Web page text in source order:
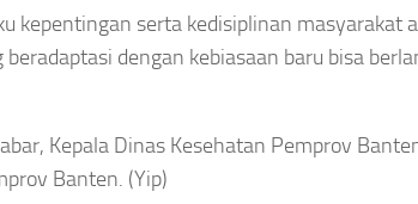
kepentingan serta kedisiplinan masyarakat
dengan kebiasaan baru bisa
Kepala Dinas Kesehatan Pemprov
Banten. (Yip)